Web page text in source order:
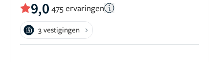
9,0 475 ervaringen
3 vestigingen